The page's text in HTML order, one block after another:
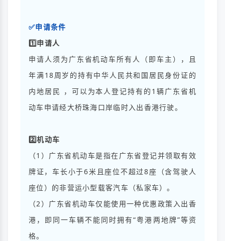
✅申请条件
1️⃣申请人
申请人须为广东省机动车所有人（即车主），且
年满18周岁的持有中华人民共和国居民身份证的
内地居民 ，可以为本人登记持有的1辆广东省机
动车申请经大桥珠海口岸临时入出香港行驶。
2️⃣机动车
（1）广东省机动车是指在广东省登记并领取有效
牌证，车长小于6米且座位不超过8座（含驾驶人
座位）的非营运小型载客汽车（私家车）。
（2）广东省机动车仅能使用一种优惠政策入出香
港，即同一车辆不能同时拥有“粤港两地牌”等资
格。